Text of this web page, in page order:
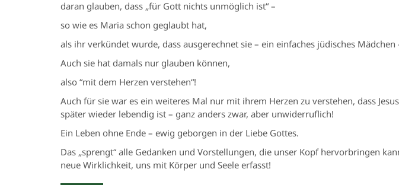
daran glauben, dass „für Gott nichts unmöglich ist“ –
so wie es Maria schon geglaubt hat,
als ihr verkündet wurde, dass ausgerechnet sie – ein einfaches jüdisches
Auch sie hat damals nur glauben können,
also “mit dem Herzen verstehen“!
Auch für sie war es ein weiteres Mal nur mit ihrem Herzen zu verstehen, dass
später wieder lebendig ist – ganz anders zwar, aber unwiderruflich!
Ein Leben ohne Ende – ewig geborgen in der Liebe Gottes.
Das „sprengt“ alle Gedanken und Vorstellungen, die unser Kopf hervorbringen
neue Wirklichkeit, uns mit Körper und Seele erfasst!